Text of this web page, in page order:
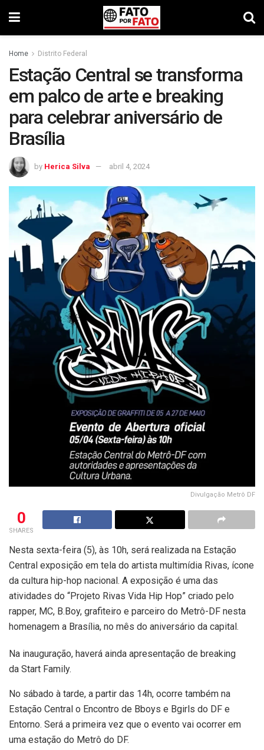
Home Distrito Federal
Estação Central se transforma
em palco de arte e breaking
para celebrar aniversário de
Brasília
by Herica Silva abril 4, 2024
Divulgação Metrô DF
0
SHARES
Nesta sexta-feira (5), às 10h, será realizada na Estação
Central exposição em tela do artista multimídia Rivas, ícone
da cultura hip-hop nacional. A exposição é uma das
atividades do “Projeto Rivas Vida Hip Hop” criado pelo
rapper, MC, B.Boy, grafiteiro e parceiro do Metrô-DF nesta
homenagem a Brasília, no mês do aniversário da capital.
Na inauguração, haverá ainda apresentação de breaking
da Start Family.
No sábado à tarde, a partir das 14h, ocorre também na
Estação Central o Encontro de Bboys e Bgirls do DF e
Entorno. Será a primeira vez que o evento vai ocorrer em
uma estação do Metrô do DF.